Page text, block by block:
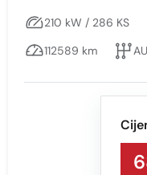
210 kW / 286 KS
112589 km